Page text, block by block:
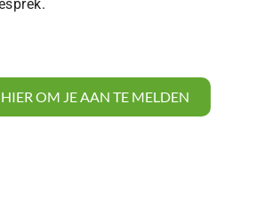
OM JE AAN TE MELDEN